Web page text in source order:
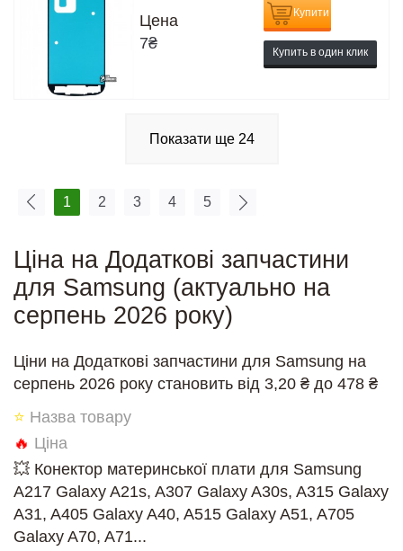
Цена
7₴
Купити
Купить в один клик
Показати ще 24
1 2 3 4 5
Ціна на Додаткові запчастини
для Samsung (актуально на
серпень 2026 року)
Ціни на Додаткові запчастини для Samsung на
серпень 2026 року становить від 3,20 ₴ до 478 ₴
⭐ Назва товару
🔥 Ціна
💥 Конектор материнської плати для Samsung
A217 Galaxy A21s, A307 Galaxy A30s, A315 Galaxy
A31, A405 Galaxy A40, A515 Galaxy A51, A705
Galaxy A70, A71...